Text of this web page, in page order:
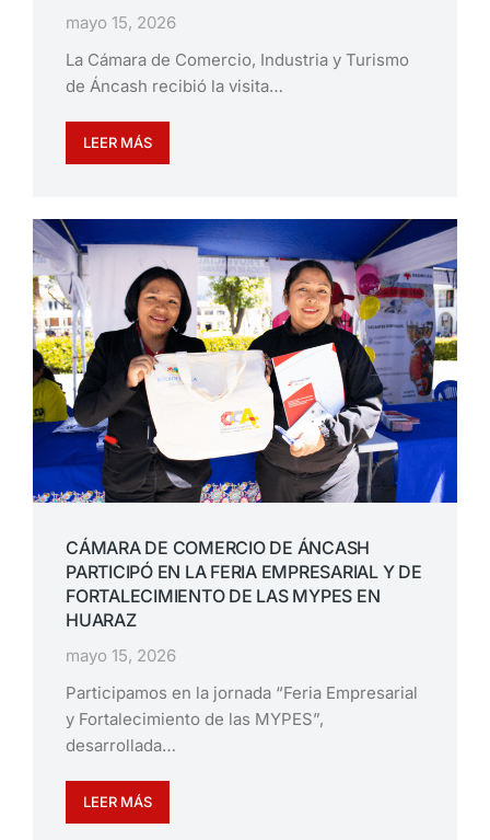
mayo 15, 2026
La Cámara de Comercio, Industria y Turismo
de Áncash recibió la visita…
LEER MÁS
CÁMARA DE COMERCIO DE ÁNCASH
PARTICIPÓ EN LA FERIA EMPRESARIAL Y DE
FORTALECIMIENTO DE LAS MYPES EN
HUARAZ
mayo 15, 2026
Participamos en la jornada “Feria Empresarial
y Fortalecimiento de las MYPES”,
desarrollada…
LEER MÁS